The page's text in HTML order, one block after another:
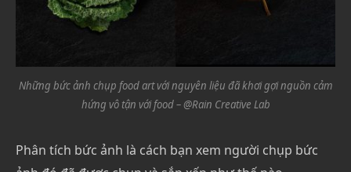
Những bức ảnh chụp food art với nguyên liệu đã khơi gợi nguồn cảm
hứng vô tận với food – @Rain Creative Lab
Phân tích bức ảnh là cách bạn xem người chụp bức